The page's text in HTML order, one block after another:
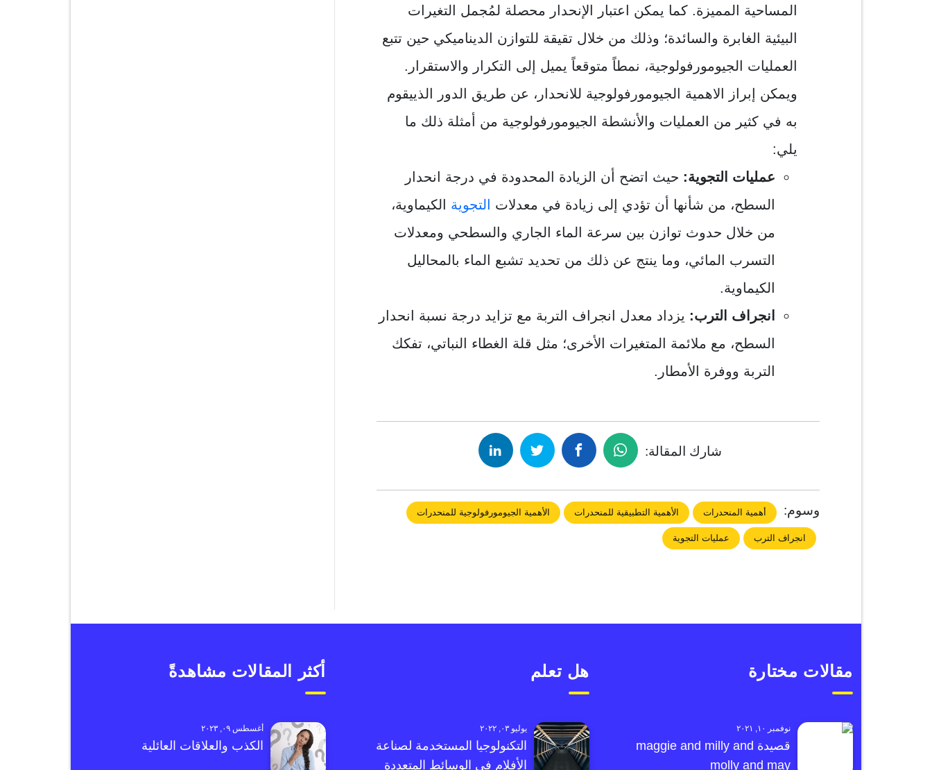
المساحية المميزة. كما يمكن اعتبار الإنحدار محصلة لمُجمل التغيرات
البيئية الغابرة والسائدة؛ وذلك من خلال تقيقة للتوازن الديناميكي حين تتبع
العمليات الجيومورفولوجية، نمطاً متوقعاً يميل إلى التكرار والاستقرار.
ويمكن إبراز الاهمية الجيومورفولوجية للانحدار، عن طريق الدور الذييقوم
به في كثير من العمليات والأنشطة الجيومورفولوجية من أمثلة ذلك ما
يلي:
عمليات التجوية: حيث اتضح أن الزيادة المحدودة في درجة انحدار
السطح، من شأنها أن تؤدي إلى زيادة في معدلات
التجوية الكيماوية،
من خلال حدوث توازن بين سرعة الماء الجاري والسطحي ومعدلات
التسرب المائي، وما ينتج عن ذلك من تحديد تشبع الماء بالمحاليل
الكيماوية.
انجراف الترب: يزداد معدل انجراف التربة مع تزايد درجة نسبة انحدار
السطح، مع ملائمة المتغيرات الأخرى؛ مثل قلة الغطاء النباتي، تفكك
التربة ووفرة الأمطار.
شارك المقالة:
وسوم: أهمية المنحدرات الأهمية التطبيقية للمنحدرات الأهمية الجيومورفولوجية للمنحدرات
انجراف الترب عمليات التجوية
مقالات مختارة
نوفمبر ١٠, ٢٠٢١
قصيدة maggie and milly and
molly and may
هل تعلم
يوليو ٠٣, ٢٠٢٢
التكنولوجيا المستخدمة لصناعة
الأفلام في الوسائط المتعددة
أكثر المقالات مشاهدةً
أغسطس ٠٩, ٢٠٢٣
الكذب والعلاقات العائلية